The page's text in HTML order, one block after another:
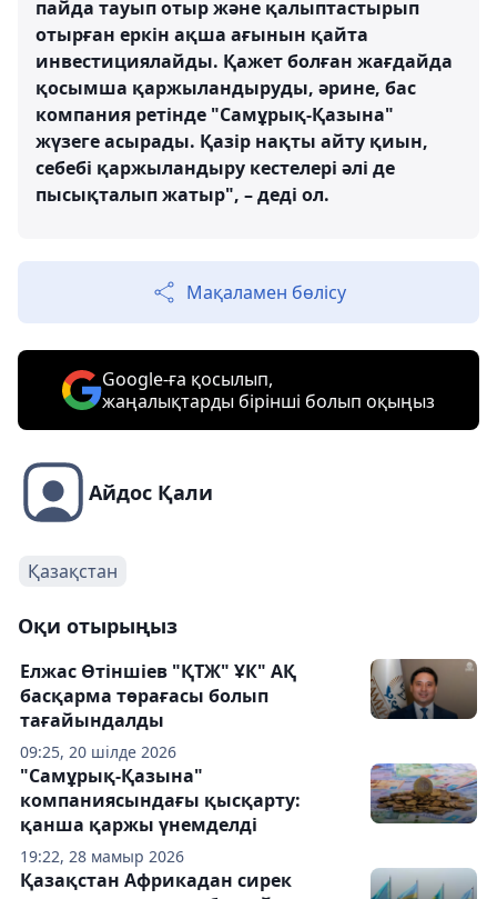
пайда тауып отыр және қалыптастырып
отырған еркін ақша ағынын қайта
инвестициялайды. Қажет болған жағдайда
қосымша қаржыландыруды, әрине, бас
компания ретінде "Самұрық-Қазына"
жүзеге асырады. Қазір нақты айту қиын,
себебі қаржыландыру кестелері әлі де
пысықталып жатыр", – деді ол.
Мақаламен бөлісу
Google-ға қосылып,
жаңалықтарды бірінші болып оқыңыз
Айдос Қали
Қазақстан
Оқи отырыңыз
09:25, 20 шілде 2026
Елжас Өтіншіев "ҚТЖ" ҰК" АҚ
басқарма төрағасы болып
тағайындалды
19:22, 28 мамыр 2026
"Самұрық-Қазына"
компаниясындағы қысқарту:
қанша қаржы үнемделді
Қазақстан Африкадан сирек